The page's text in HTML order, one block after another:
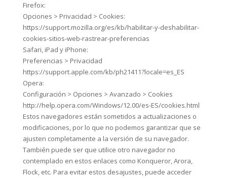
Firefox:
Opciones > Privacidad > Cookies:
https://support.mozilla.org/es/kb/habilitar-y-deshabilitar-
cookies-sitios-web-rastrear-preferencias
Safari, iPad y iPhone:
Preferencias > Privacidad
https://support.apple.com/kb/ph21411?locale=es_ES
Opera:
Configuración > Opciones > Avanzado > Cookies
http://help.opera.com/Windows/12.00/es-ES/cookies.html
Estos navegadores están sometidos a actualizaciones o
modificaciones, por lo que no podemos garantizar que se
ajusten completamente a la versión de su navegador.
También puede ser que utilice otro navegador no
contemplado en estos enlaces como Konqueror, Arora,
Flock, etc. Para evitar estos desajustes, puede acceder